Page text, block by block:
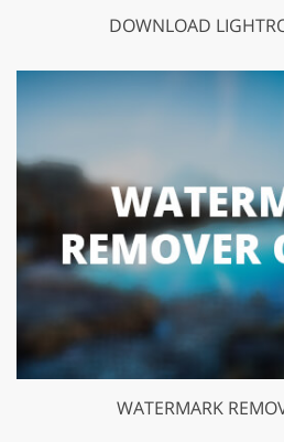
DOWNLOAD
WATERMARK